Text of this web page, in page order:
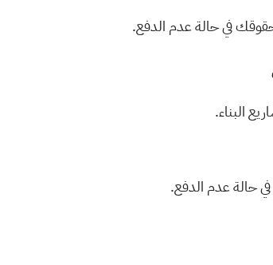
في حالة عدم الدفع.
البناء.
حالة عدم الدفع.